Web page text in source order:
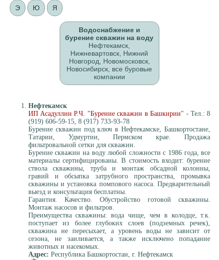
Э Ю Я
Водоснабжение и
бурение скважин на воду
Нефтекамск,
Нижневартовск, Нижний
Новгород, Новомосковск,
Новосибирск, все буровые
компании
Нефтекамск
ИП Асадуллин Р.Ч. "Бурение скважин в Башкирии" - Тел.: 8
(919) 606-59-15, 8 (917) 733-93-78
Бурение скважин под ключ в Нефтекамске, Башкортостане,
Татарии, Удмуртии, Пермском крае. Продажа
фильтровальной сетки для скважин.
Бурение скважин на воду любой сложности с 1986 года, все
материалы сертифицированы. В стоимость входит: бурение
ствола скважины, труба и монтаж обсадной колонны,
гравий и обсыпка затрубного пространства, промывка
скважины и установка помпового насоса. Предварительный
выезд и консультация бесплатны.
Гарантия. Качество. Обустройство готовой скважины.
Монтаж насосов и фильтров.
Преимущества скважины: вода чище, чем в колодце, т.к.
поступает из более глубоких слоев (подземных речек),
скважина не пересыхает, а уровень воды не зависит от
сезона, не заиливается, а также исключено попадание
животных и насекомых.
Адрес: Республика Башкортостан, г. Нефтекамск